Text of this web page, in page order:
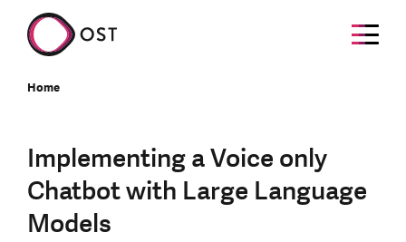
Home
Implementing a Voice only
Chatbot with Large Language
Models